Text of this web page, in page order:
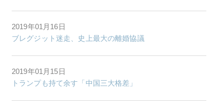
2019年01月16日
ブレグジット迷走、史上最大の離婚協議
2019年01月15日
トランプも持て余す「中国三大格差」